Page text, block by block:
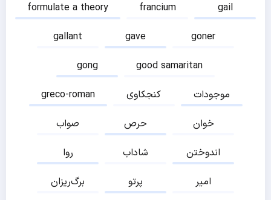
formulate a theory
francium
gail
gallant
gave
goner
gong
good samaritan
greco-roman
کنجکاوی
موجودات
صواب
حرص
خوان
روا
شاداب
اندوختن
برگ‌ریزان
پرتو
امیر